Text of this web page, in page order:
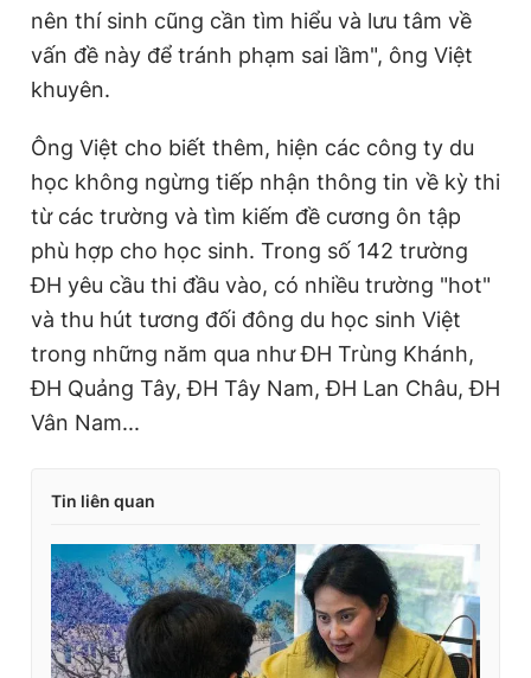
nên thí sinh cũng cần tìm hiểu và lưu tâm về
vấn đề này để tránh phạm sai lầm", ông Việt
khuyên.
Ông Việt cho biết thêm, hiện các công ty du
học không ngừng tiếp nhận thông tin về kỳ thi
từ các trường và tìm kiếm đề cương ôn tập
phù hợp cho học sinh. Trong số 142 trường
ĐH yêu cầu thi đầu vào, có nhiều trường "hot"
và thu hút tương đối đông du học sinh Việt
trong những năm qua như ĐH Trùng Khánh,
ĐH Quảng Tây, ĐH Tây Nam, ĐH Lan Châu, ĐH
Vân Nam...
Tin liên quan